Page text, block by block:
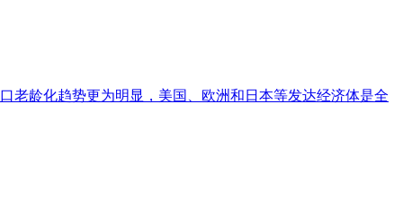
老龄化趋势更为明显，美国、欧洲和日本等发达经济体是全